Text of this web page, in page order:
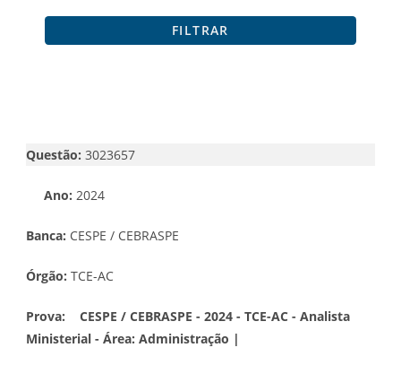
Questão: 3023657
Ano: 2024
Banca: CESPE / CEBRASPE
Órgão: TCE-AC
Prova:
CESPE / CEBRASPE - 2024 - TCE-AC - Analista
Ministerial - Área: Administração |